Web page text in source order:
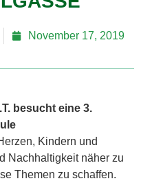
November 17, 2019
besucht eine 3.
Kindern und
Nachhaltigkeit näher zu
Themen zu schaffen.